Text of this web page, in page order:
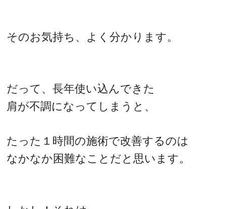
そのお気持ち、よく分かります。
だって、長年使い込んできた
肩が不調になってしまうと、
たった１時間の施術で改善するのは
なかなか困難なことだと思います。